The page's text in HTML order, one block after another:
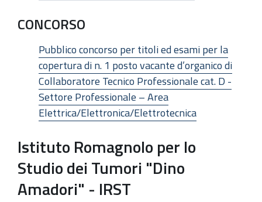
CONCORSO
Pubblico concorso per titoli ed esami per la
copertura di n. 1 posto vacante d’organico di
Collaboratore Tecnico Professionale cat. D -
Settore Professionale – Area
Elettrica/Elettronica/Elettrotecnica
Istituto Romagnolo per lo
Studio dei Tumori "Dino
Amadori" - IRST